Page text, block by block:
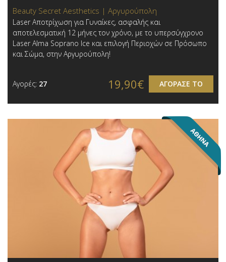
Beauty Secret Aesthetics | Αργυρούπολη
Laser Αποτρίχωση για Γυναίκες, ασφαλής και
αποτελεσματική 12 μήνες τον χρόνo, με το υπερσύγχρονο
Laser Alma Soprano Ice και επιλογή Περιοχών σε Πρόσωπο
και Σώμα, στην Αργυρούπολη!
Αγορές: 27 ΑΓΟΡΑΣΕ ΤΟ
19,90€